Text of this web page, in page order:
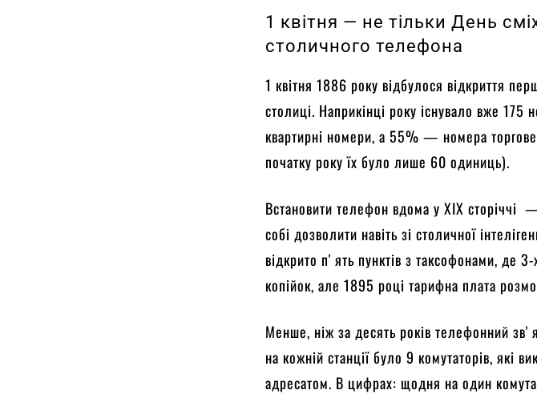
1 квітня — не тільки День
столичного телефона
1 квітня 1886 року відбулося відкриття
столиці. Наприкінці року існувало вже
квартирні номери, а 55% — номера
початку року їх було лише 60 одиниць).
Встановити телефон вдома у ХІХ сторіччі
собі дозволити навіть зі столичної
відкрито пʼять пунктів з таксофонами, де
копійок, але 1895 році тарифна плата
Менше, ніж за десять років телефонний
на кожній станції було 9 комутаторів, які
адресатом. В цифрах: щодня на один